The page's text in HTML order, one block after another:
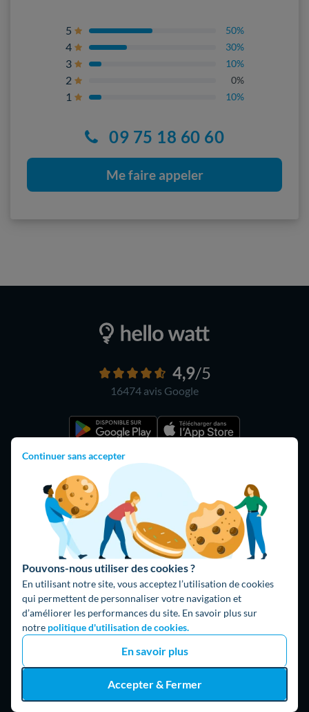
Continuer sans accepter
Pouvons-nous utiliser des cookies ?
En utilisant notre site, vous acceptez l’utilisation de cookies
qui permettent de personnaliser votre navigation et
d’améliorer les performances du site. En savoir plus sur
notre politique d'utilisation de cookies.
En savoir plus
Accepter & Fermer
5 50%
4 30%
3 10%
2 0%
1 10%
09 75 18 60 60
Me faire appeler
4,9/5
16474 avis Google
Hello What ?
Blog
L'équipe de rédaction
Hello Watt Espagne
Hello Team